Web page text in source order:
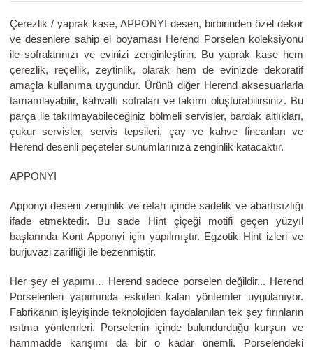
Çerezlik / yaprak kase, APPONYI desen, birbirinden özel dekor
ve desenlere sahip el boyaması Herend Porselen koleksiyonu
ile sofralarınızı ve evinizi zenginleştirin. Bu yaprak kase hem
çerezlik, reçellik, zeytinlik, olarak hem de evinizde dekoratif
amaçla kullanıma uygundur. Ürünü diğer Herend aksesuarlarla
tamamlayabilir, kahvaltı sofraları ve takımı oluşturabilirsiniz. Bu
parça ile takılmayabileceğiniz bölmeli servisler, bardak altlıkları,
çukur servisler, servis tepsileri, çay ve kahve fincanları ve
Herend desenli peçeteler sunumlarınıza zenginlik katacaktır.
APPONYI
Apponyi deseni zenginlik ve refah içinde sadelik ve abartısızlığı
ifade etmektedir. Bu sade Hint çiçeği motifi geçen yüzyıl
başlarında Kont Apponyi için yapılmıştır. Egzotik Hint izleri ve
burjuvazi zarifliği ile bezenmiştir.
Her şey el yapımı… Herend sadece porselen değildir... Herend
Porselenleri yapımında eskiden kalan yöntemler uygulanıyor.
Fabrikanın işleyişinde teknolojiden faydalanılan tek şey fırınların
ısıtma yöntemleri. Porselenin içinde bulundurduğu kurşun ve
hammadde karışımı da bir o kadar önemli. Porselendeki